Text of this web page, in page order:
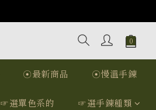
☉最新商品 ☉慢溫手鍊
☞選單色系的 ☞選手鍊種類